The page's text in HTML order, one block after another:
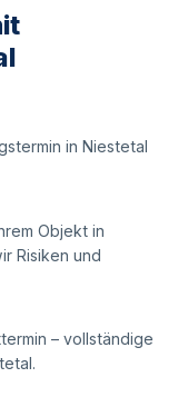
in Niestetal
Objekt in
Risiken und
– vollständige